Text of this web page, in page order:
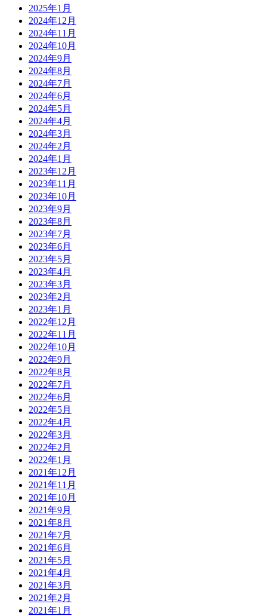
2025年1月
2024年12月
2024年11月
2024年10月
2024年9月
2024年8月
2024年7月
2024年6月
2024年5月
2024年4月
2024年3月
2024年2月
2024年1月
2023年12月
2023年11月
2023年10月
2023年9月
2023年8月
2023年7月
2023年6月
2023年5月
2023年4月
2023年3月
2023年2月
2023年1月
2022年12月
2022年11月
2022年10月
2022年9月
2022年8月
2022年7月
2022年6月
2022年5月
2022年4月
2022年3月
2022年2月
2022年1月
2021年12月
2021年11月
2021年10月
2021年9月
2021年8月
2021年7月
2021年6月
2021年5月
2021年4月
2021年3月
2021年2月
2021年1月